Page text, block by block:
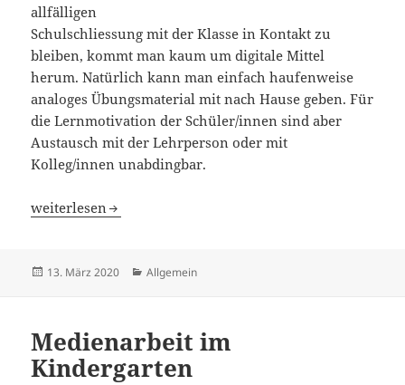
allfälligen
Schulschliessung mit der Klasse in Kontakt zu
bleiben, kommt man kaum um digitale Mittel
herum. Natürlich kann man einfach haufenweise
analoges Übungsmaterial mit nach Hause geben. Für
die Lernmotivation der Schüler/innen sind aber
Austausch mit der Lehrperson oder mit
Kolleg/innen unabdingbar.
Homeschooling
weiterlesen
Veröffentlicht
13. März 2020 Kategorien
Allgemein
Medienarbeit im
Kindergarten